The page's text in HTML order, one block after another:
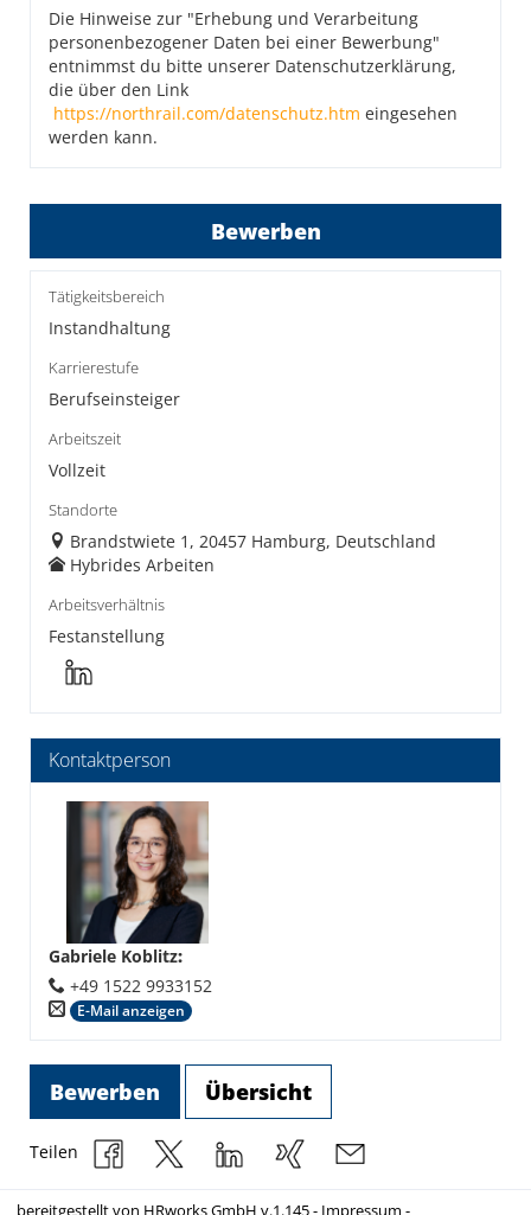
Die Hinweise zur "Erhebung und Verarbeitung
personenbezogener Daten bei einer Bewerbung"
entnimmst du bitte unserer Datenschutzerklärung,
die über den Link
https://northrail.com/datenschutz.htm eingesehen
werden kann.
Bewerben
Tätigkeitsbereich
Instandhaltung
Karrierestufe
Berufseinsteiger
Arbeitszeit
Vollzeit
Standorte
Brandstwiete 1, 20457 Hamburg, Deutschland
Hybrides Arbeiten
Arbeitsverhältnis
Festanstellung
Kontaktperson
Gabriele Koblitz:
+49 1522 9933152
E-Mail anzeigen
Bewerben Übersicht
Teilen
bereitgestellt von HRworks GmbH v.1.145 - Impressum -